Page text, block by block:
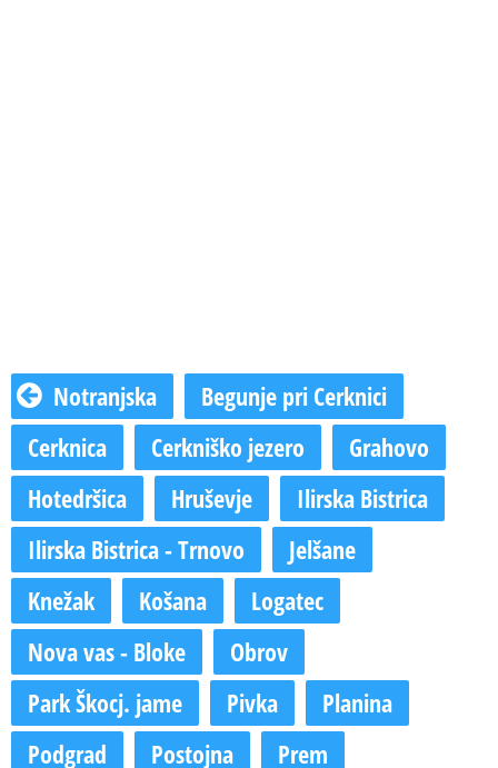
Notranjska
Begunje pri Cerknici
Cerknica
Cerkniško jezero
Grahovo
Hotedršica
Hruševje
Ilirska Bistrica
Ilirska Bistrica - Trnovo
Jelšane
Knežak
Košana
Logatec
Nova vas - Bloke
Obrov
Park Škocj. jame
Pivka
Planina
Podgrad
Postojna Prem